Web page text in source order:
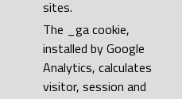
sites.
The _ga cookie,
installed by Google
Analytics, calculates
visitor, session and